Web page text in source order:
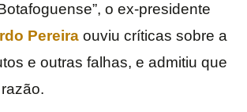
o ex-presidente
Pereira ouviu críticas sobre a
e outras falhas, e admitiu que